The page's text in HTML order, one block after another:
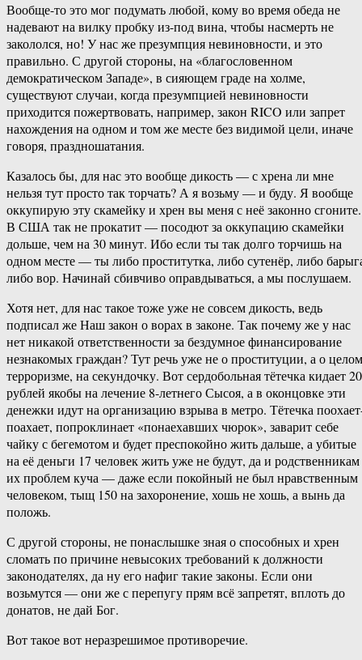
Вообще-то это мог подумать любой, кому во время обеда не
надевают на вилку пробку из-под вина, чтобы насмерть не
закололся, но! У нас же презумпция невиновности, и это
правильно. С другой стороны, на «благословенном
демократическом Западе», в сияющем граде на холме,
существуют случаи, когда презумпцией невиновности
приходится пожертвовать, например, закон RICO или запрет
нахождения на одном и том же месте без видимой цели, иначе
говоря, праздношатания.
Казалось бы, для нас это вообще дикость — с хрена ли мне
нельзя тут просто так торчать? А я возьму — и буду. Я вообще
оккупирую эту скамейку и хрен вы меня с неё законно сгоните.
В США так не прокатит — посодют за оккупацию скамейки
дольше, чем на 30 минут. Ибо если ты так долго торчишь на
одном месте — ты либо проститутка, либо сутенёр, либо
либо вор. Начинай сбивчиво оправдываться, а мы послушаем.
Хотя нет, для нас такое тоже уже не совсем дикость, ведь
подписал же Наш закон о ворах в законе. Так почему же у нас
нет никакой ответственности за бездумное финансирование
незнакомых граждан? Тут речь уже не о проституции, а о целом
терроризме, на секундочку. Вот сердобольная тётечка кидает
рублей якобы на лечение 8-летнего Сысоя, а в оконцовке эти
денежки идут на организацию взрыва в метро. Тётечка
поахает, попроклинает «понаехавших чюрок», заварит себе
чайку с бегемотом и будет преспокойно жить дальше, а убитые
на её деньги 17 человек жить уже не будут, да и родственникам
их проблем куча — даже если покойный не был нравственным
человеком, тыщ 150 на захоронение, хошь не хошь, а вынь да
положь.
С другой стороны, не понаслышке зная о способных и хрен
сломать по причине невысоких требований к должности
законодателях, да ну его нафиг такие законы. Если они
возьмутся — они же с перепугу прям всё запретят, вплоть до
донатов, не дай Бог.
Вот такое вот неразрешимое противоречие.